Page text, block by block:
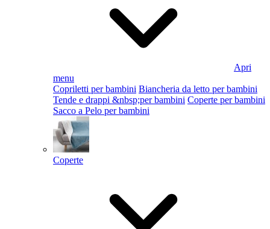
Apri
menu
Copriletti per bambini Biancheria da letto per bambini
Tende e drappi &nbsp;per bambini Coperte per bambini
Sacco a Pelo per bambini
Coperte